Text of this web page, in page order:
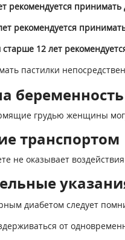
рекомендуется принимать
рекомендуется
12 лет
пастилки
беременность
грудью женщины
транспортом
не оказывает
диабетом следует
от